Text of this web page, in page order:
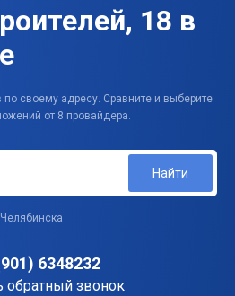
18 в
по своему адресу. Сравните и выберите
от 8 провайдера.
Найти
6348232
обратный звонок